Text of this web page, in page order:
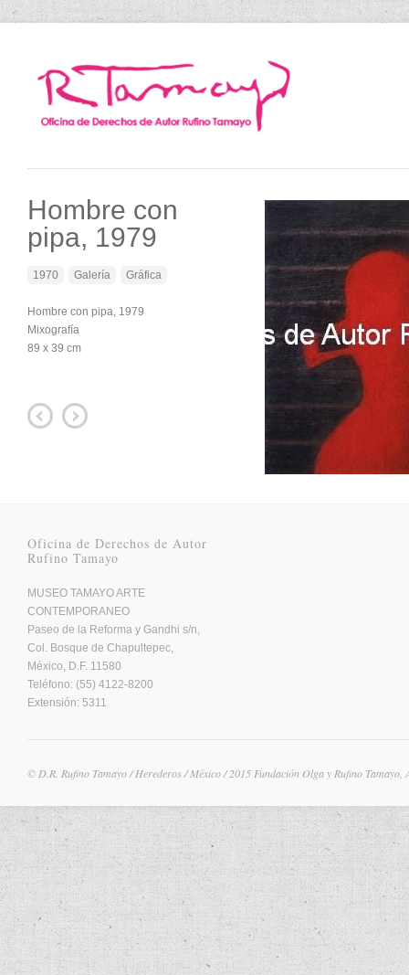
Hombre con
pipa, 1979
1970 Galería Gráfica
Hombre con pipa, 1979
Mixografía
89 x 39 cm
Oficina de Derechos de Autor
Rufino Tamayo
MUSEO TAMAYO ARTE
CONTEMPORANEO
Paseo de la Reforma y Gandhi s/n,
Col. Bosque de Chapultepec,
México, D.F. 11580
Teléfono: (55) 4122-8200
Extensión: 5311
© D.R. Rufino Tamayo / Herederos / México / 2015 Fundación Olga y Rufino Tamayo,